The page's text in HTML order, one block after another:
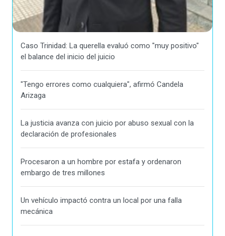
Caso Trinidad: La querella evaluó como "muy positivo"
el balance del inicio del juicio
"Tengo errores como cualquiera", afirmó Candela
Arizaga
La justicia avanza con juicio por abuso sexual con la
declaración de profesionales
Procesaron a un hombre por estafa y ordenaron
embargo de tres millones
Un vehículo impactó contra un local por una falla
mecánica